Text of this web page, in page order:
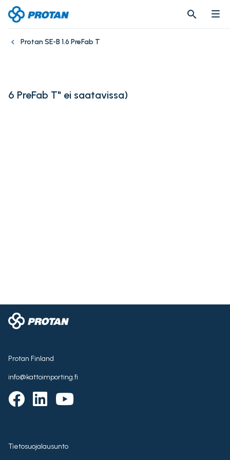
search
search
Protan SE-B 1.6 PreFab T
6 PreFab T" ei saatavissa)
Protan Finland
info@kattoimporting.fi
Tietosuojalausunto